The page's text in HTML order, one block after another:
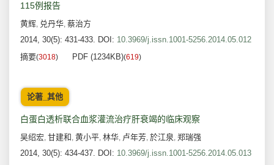
115例报告
黄辉, 兑丹华, 蔡治方
2014, 30(5): 431-433. DOI: 10.3969/j.issn.1001-5256.2014.05.012
摘要(3018) PDF (1234KB)(619)
论著_其他
白蛋白透析联合血浆灌流治疗肝衰竭的临床观察
吴绍宏, 甘建和 , 黄小平, 林华, 卢年芳, 於江泉, 郑瑞强
2014, 30(5): 434-437. DOI: 10.3969/j.issn.1001-5256.2014.05.013